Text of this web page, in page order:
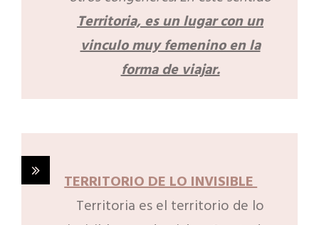
Territoria, es un lugar con un
vinculo muy femenino en la
forma de viajar.
TERRITORIO DE LO INVISIBLE
Territoria es el territorio de lo